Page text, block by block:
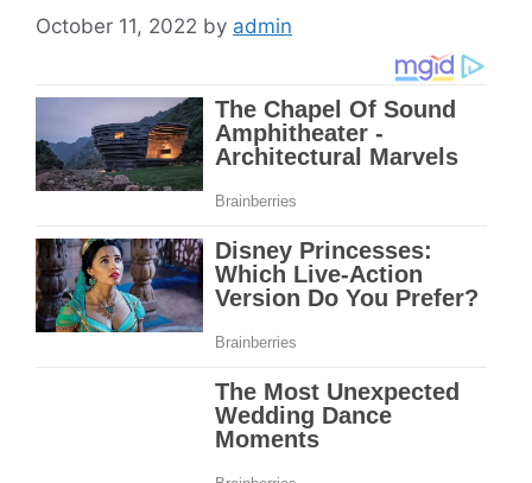
October 11, 2022 by admin